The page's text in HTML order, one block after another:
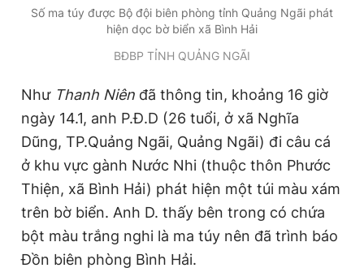
Số ma túy được Bộ đội biên phòng tỉnh Quảng Ngãi phát
hiện dọc bờ biển xã Bình Hải
BĐBP TỈNH QUẢNG NGÃI
Như Thanh Niên đã thông tin, khoảng 16 giờ
ngày 14.1, anh P.Đ.D (26 tuổi, ở xã Nghĩa
Dũng, TP.Quảng Ngãi, Quảng Ngãi) đi câu cá
ở khu vực gành Nước Nhi (thuộc thôn Phước
Thiện, xã Bình Hải) phát hiện một túi màu xám
trên bờ biển. Anh D. thấy bên trong có chứa
bột màu trắng nghi là ma túy nên đã trình báo
Đồn biên phòng Bình Hải.